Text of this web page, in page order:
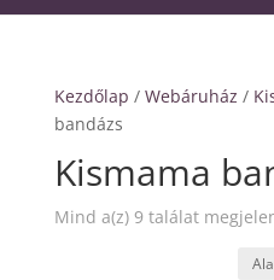
Kezdőlap / Webáruház /
bandázs
Kismama
Mind a(z) 9 találat